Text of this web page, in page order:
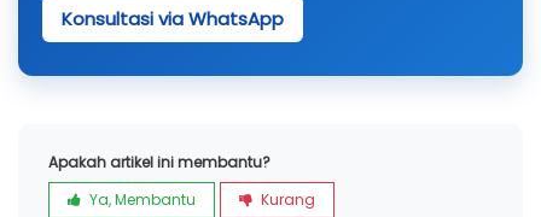
Konsultasi via WhatsApp
Apakah artikel ini membantu?
Ya, Membantu
Kurang